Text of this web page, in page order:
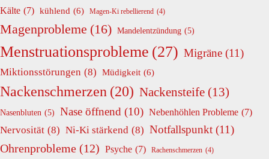
Kälte (7) kühlend (6) Magen-Ki rebellierend (4)
Magenprobleme (16) Mandelentzündung (5)
Menstruationsprobleme (27) Migräne (11)
Miktionsstörungen (8) Müdigkeit (6)
Nackenschmerzen (20) Nackensteife (13)
Nasenbluten (5) Nase öffnend (10) Nebenhöhlen Probleme (7)
Nervosität (8) Ni-Ki stärkend (8) Notfallspunkt (11)
Ohrenprobleme (12) Psyche (7) Rachenschmerzen (4)